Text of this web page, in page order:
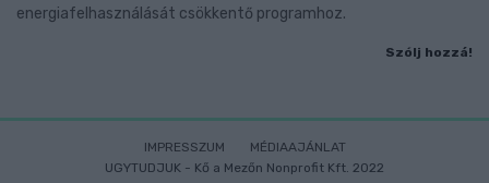
energiafelhasználását csökkentő programhoz.
Szólj hozzá!
IMPRESSZUM
MÉDIAAJÁNLAT
UGYTUDJUK - Kő a Mezőn Nonprofit Kft. 2022